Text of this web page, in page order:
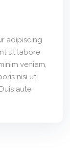
adipiscing
ut labore
veniam,
nisi ut
aute